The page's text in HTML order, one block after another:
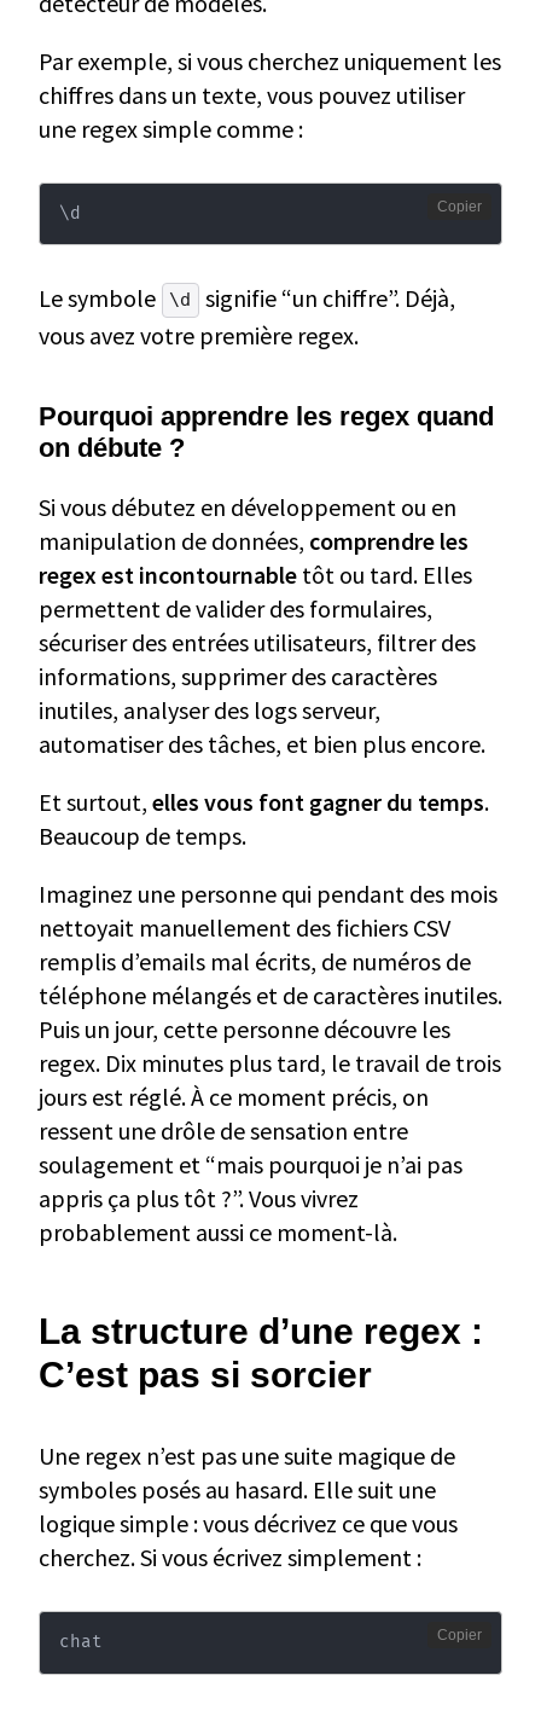
Par exemple, si vous cherchez uniquement les
chiffres dans un texte, vous pouvez utiliser
une regex simple comme :
\d Copier
Le symbole \d
signifie “un chiffre”. Déjà,
vous avez votre première regex.
Pourquoi apprendre les regex quand
on débute ?
Si vous débutez en développement ou en
manipulation de données, comprendre les
regex est incontournable tôt ou tard. Elles
permettent de valider des formulaires,
sécuriser des entrées utilisateurs, filtrer des
informations, supprimer des caractères
inutiles, analyser des logs serveur,
automatiser des tâches, et bien plus encore.
Et surtout, elles vous font gagner du temps.
Beaucoup de temps.
Imaginez une personne qui pendant des mois
nettoyait manuellement des fichiers CSV
remplis d’emails mal écrits, de numéros de
téléphone mélangés et de caractères inutiles.
Puis un jour, cette personne découvre les
regex. Dix minutes plus tard, le travail de trois
jours est réglé. À ce moment précis, on
ressent une drôle de sensation entre
soulagement et “mais pourquoi je n’ai pas
appris ça plus tôt ?”. Vous vivrez
probablement aussi ce moment-là.
La structure d’une regex :
C’est pas si sorcier
Une regex n’est pas une suite magique de
symboles posés au hasard. Elle suit une
logique simple : vous décrivez ce que vous
cherchez. Si vous écrivez simplement :
chat Copier